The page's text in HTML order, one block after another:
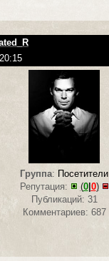
Группа: Посетители
Репутация:
(0|0)
Публикаций: 31
Комментариев: 687